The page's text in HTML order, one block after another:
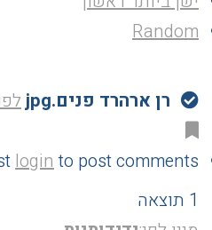
Random
רן ארהרד פנים.jpg לפני
loginto post comments
1 תוצאה